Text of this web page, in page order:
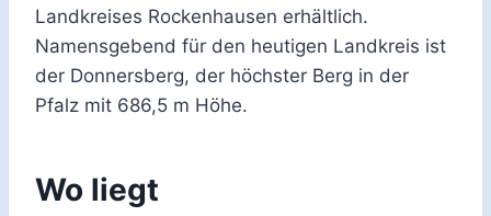
Landkreises Rockenhausen erhältlich.
Namensgebend für den heutigen Landkreis ist
der Donnersberg, der höchster Berg in der
Pfalz mit 686,5 m Höhe.
Wo liegt